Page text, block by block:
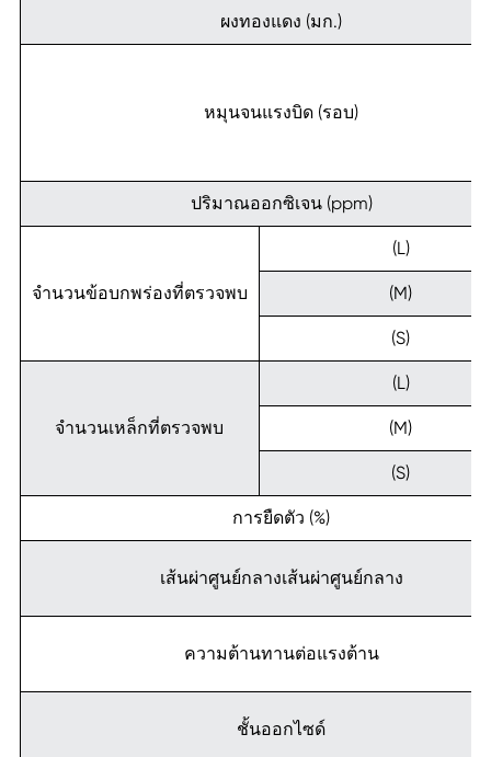
ผงทองแดง (มก.)
หมุนจนแรงบิด (รอบ)
ปริมาณออกซิเจน (ppm)
จำนวนข้อบกพร่องที่ตรวจพบ
(L)
(M)
(S)
จำนวนเหล็กที่ตรวจพบ
(L)
(M)
(S)
การยืดตัว (%)
เส้นผ่าศูนย์กลางเส้นผ่าศูนย์กลาง
ความต้านทานต่อแรงต้าน
ชั้นออกไซด์